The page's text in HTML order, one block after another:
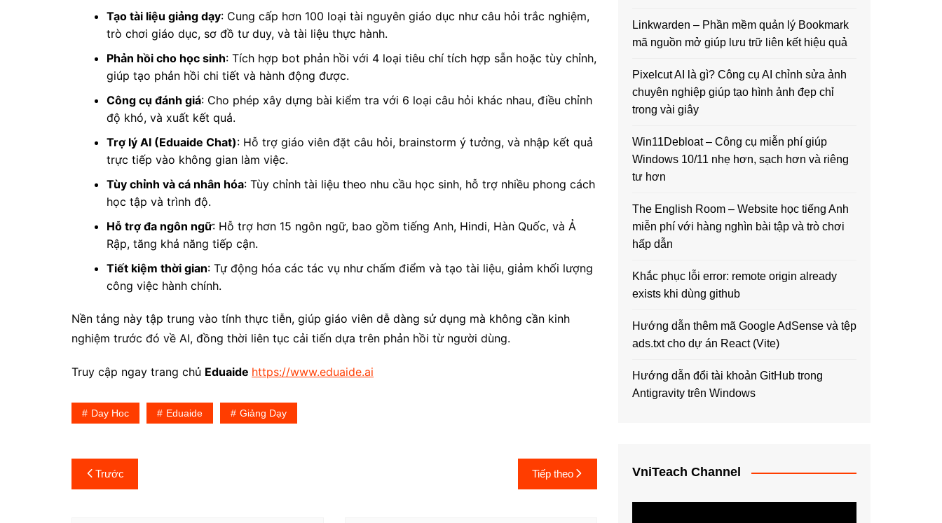
Tạo tài liệu giảng dạy: Cung cấp hơn 100 loại tài nguyên giáo dục như câu hỏi trắc nghiệm,
trò chơi giáo dục, sơ đồ tư duy, và tài liệu thực hành.
Phản hồi cho học sinh: Tích hợp bot phản hồi với 4 loại tiêu chí tích hợp sẵn hoặc tùy chỉnh,
giúp tạo phản hồi chi tiết và hành động được.
Công cụ đánh giá: Cho phép xây dựng bài kiểm tra với 6 loại câu hỏi khác nhau, điều chỉnh
độ khó, và xuất kết quả.
Trợ lý AI (Eduaide Chat): Hỗ trợ giáo viên đặt câu hỏi, brainstorm ý tưởng, và nhập kết quả
trực tiếp vào không gian làm việc.
Tùy chỉnh và cá nhân hóa: Tùy chỉnh tài liệu theo nhu cầu học sinh, hỗ trợ nhiều phong cách
học tập và trình độ.
Hỗ trợ đa ngôn ngữ: Hỗ trợ hơn 15 ngôn ngữ, bao gồm tiếng Anh, Hindi, Hàn Quốc, và Ả
Rập, tăng khả năng tiếp cận.
Tiết kiệm thời gian: Tự động hóa các tác vụ như chấm điểm và tạo tài liệu, giảm khối lượng
công việc hành chính.
Nền tảng này tập trung vào tính thực tiễn, giúp giáo viên dễ dàng sử dụng mà không cần kinh
nghiệm trước đó về AI, đồng thời liên tục cải tiến dựa trên phản hồi từ người dùng.
Truy cập ngay trang chủ Eduaide https://www.eduaide.ai
Day Hoc Eduaide Giảng Dạy
Điều
hướng
Trước Tiếp theo
Linkwarden – Phần mềm quản lý Bookmark
mã nguồn mở giúp lưu trữ liên kết hiệu quả
Pixelcut AI là gì? Công cụ AI chỉnh sửa ảnh
chuyên nghiệp giúp tạo hình ảnh đẹp chỉ
trong vài giây
Win11Debloat – Công cụ miễn phí giúp
Windows 10/11 nhẹ hơn, sạch hơn và riêng
tư hơn
The English Room – Website học tiếng Anh
miễn phí với hàng nghìn bài tập và trò chơi
hấp dẫn
Khắc phục lỗi error: remote origin already
exists khi dùng github
Hướng dẫn thêm mã Google AdSense và tệp
ads.txt cho dự án React (Vite)
Hướng dẫn đổi tài khoản GitHub trong
Antigravity trên Windows
VniTeach Channel